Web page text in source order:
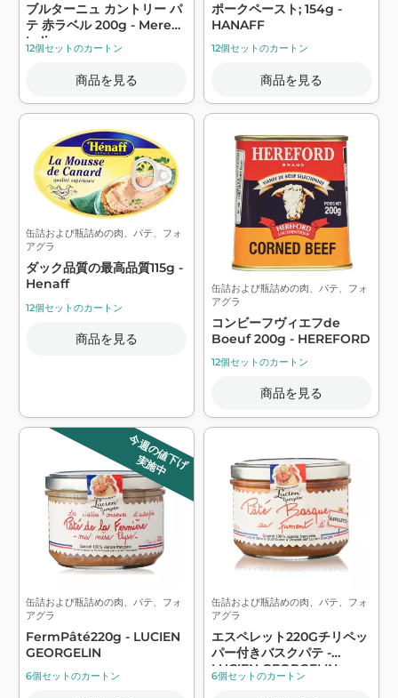
ブルターニュ カントリー パ
テ 赤ラベル 200g - Mere
Lalie
12個セットのカートン
商品を見る
ポークペースト; 154g -
HANAFF
12個セットのカートン
商品を見る
缶詰および瓶詰めの肉、パテ、フォ
アグラ
ダック品質の最高品質115g -
Henaff
12個セットのカートン
商品を見る
缶詰および瓶詰めの肉、パテ、フォ
アグラ
コンビーフヴィエフde
Boeuf 200g - HEREFORD
12個セットのカートン
商品を見る
今週の値下げ
実施中
缶詰および瓶詰めの肉、パテ、フォ
アグラ
FermPâté220g - LUCIEN
GEORGELIN
6個セットのカートン
缶詰および瓶詰めの肉、パテ、フォ
アグラ
エスペレット220Gチリペッ
パー付きバスクパテ -
LUCIEN GEORGELIN
6個セットのカートン